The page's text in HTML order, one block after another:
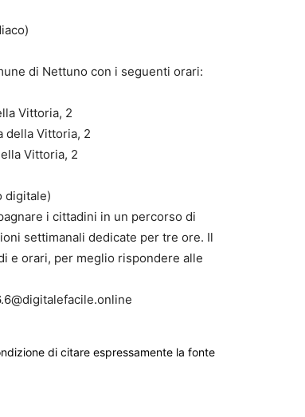
di Nettuno con i seguenti orari:
Vittoria, 2
della Vittoria, 2
Vittoria, 2
digitale)
i cittadini in un percorso di
settimanali dedicate per tre ore. Il
e orari, per meglio rispondere alle
di citare espressamente la fonte